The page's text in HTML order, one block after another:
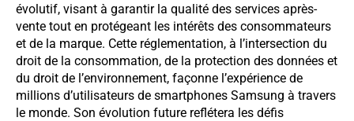
évolutif, visant à garantir la qualité des services après-
vente tout en protégeant les intérêts des consommateurs
et de la marque. Cette réglementation, à l’intersection du
droit de la consommation, de la protection des données et
du droit de l’environnement, façonne l’expérience de
millions d’utilisateurs de smartphones Samsung à travers
le monde. Son évolution future reflétera les défis